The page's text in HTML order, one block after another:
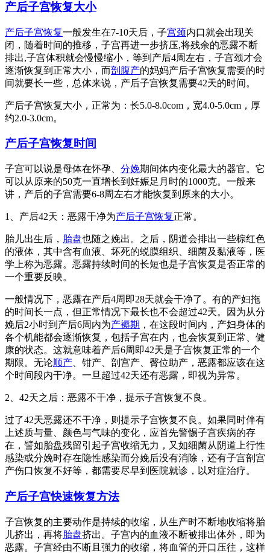
产后子宫恢复大小
产后子宫恢复一般发生在7-10天后，子宫颈内口就会出现关
闭，随着时间的推移，子宫再进一步挤压,将残余的恶露不断
排出,子宫体积就会慢慢缩小，等到产后4周左右，子宫颈才会
逐渐恢复到正常大小，而剖腹产的妈妈产后子宫恢复需要的时
间就要长一些，总体来说，产后子宫恢复需要42天的时间。
产后子宫恢复大小，正常为：长5.0-8.0com，宽4.0-5.0cm，厚
约2.0-3.0cm。
产后子宫恢复时间
子宫可以说是母体在怀孕、 分娩期间体内变化最大的器官。它
可以从原来的50克一直增长到妊娠足月时的1000克。一般来
讲，产后的子宫需要6-8周左右才能恢复到原来的大小。
1、产后42天：恶露干净为产后子宫恢复正常。
胎儿出生后， 胎盘也随之娩出。之后，阴道会排出一些棕红色
的液体，其中含有血液、坏死的蜕膜组织、细菌及黏液等，医
学上称为恶露。恶露持续时间的长短也是子宫恢复是否正常的
一个重要反映。
一般情况下，恶露在产后4周即28天就会干净了。有的产妇拖
的时间长一点，但正常情况下最长也不会超过42天。因为从分
娩后2小时到产后6周内为产褥期 ，在这段时间内，产妇身体的
各个机能都会逐渐恢复，包括子宫在内，也会恢复到正常、健
康的状态。这就意味着产后6周即42天是子宫恢复正常的一个
期限。无论顺产 、钳产、剖宫产、臀位助产，恶露都应该在这
个时间段内干净。一旦超过42天还有恶露，即视为异常。
2、42天之后：恶露不干净，提示子宫恢复不良。
过了42天恶露还不干净，则提示子宫恢复不良。如果同时伴有
上述质与量、颜色与气味的变化，应首先警惕子宫疾病的存
在，譬如胎盘残留引起子宫收缩无力，又如细菌从阴道上行性
感染或分娩时存在隐性感染而分娩后没有消除，还有子宫剖宫
产伤口恢复不好等，都需要尽早到医院就诊，以对症治疗。
产后子宫快速恢复方法
子宫恢复的主要动作是持续的收缩，从生产时不断地收缩将胎
儿挤出，再将胎盘挤出。子宫内的血液不断被排出体外，即为
恶露。子宫经由不断且强力的收缩，将血管的开口压往，这样